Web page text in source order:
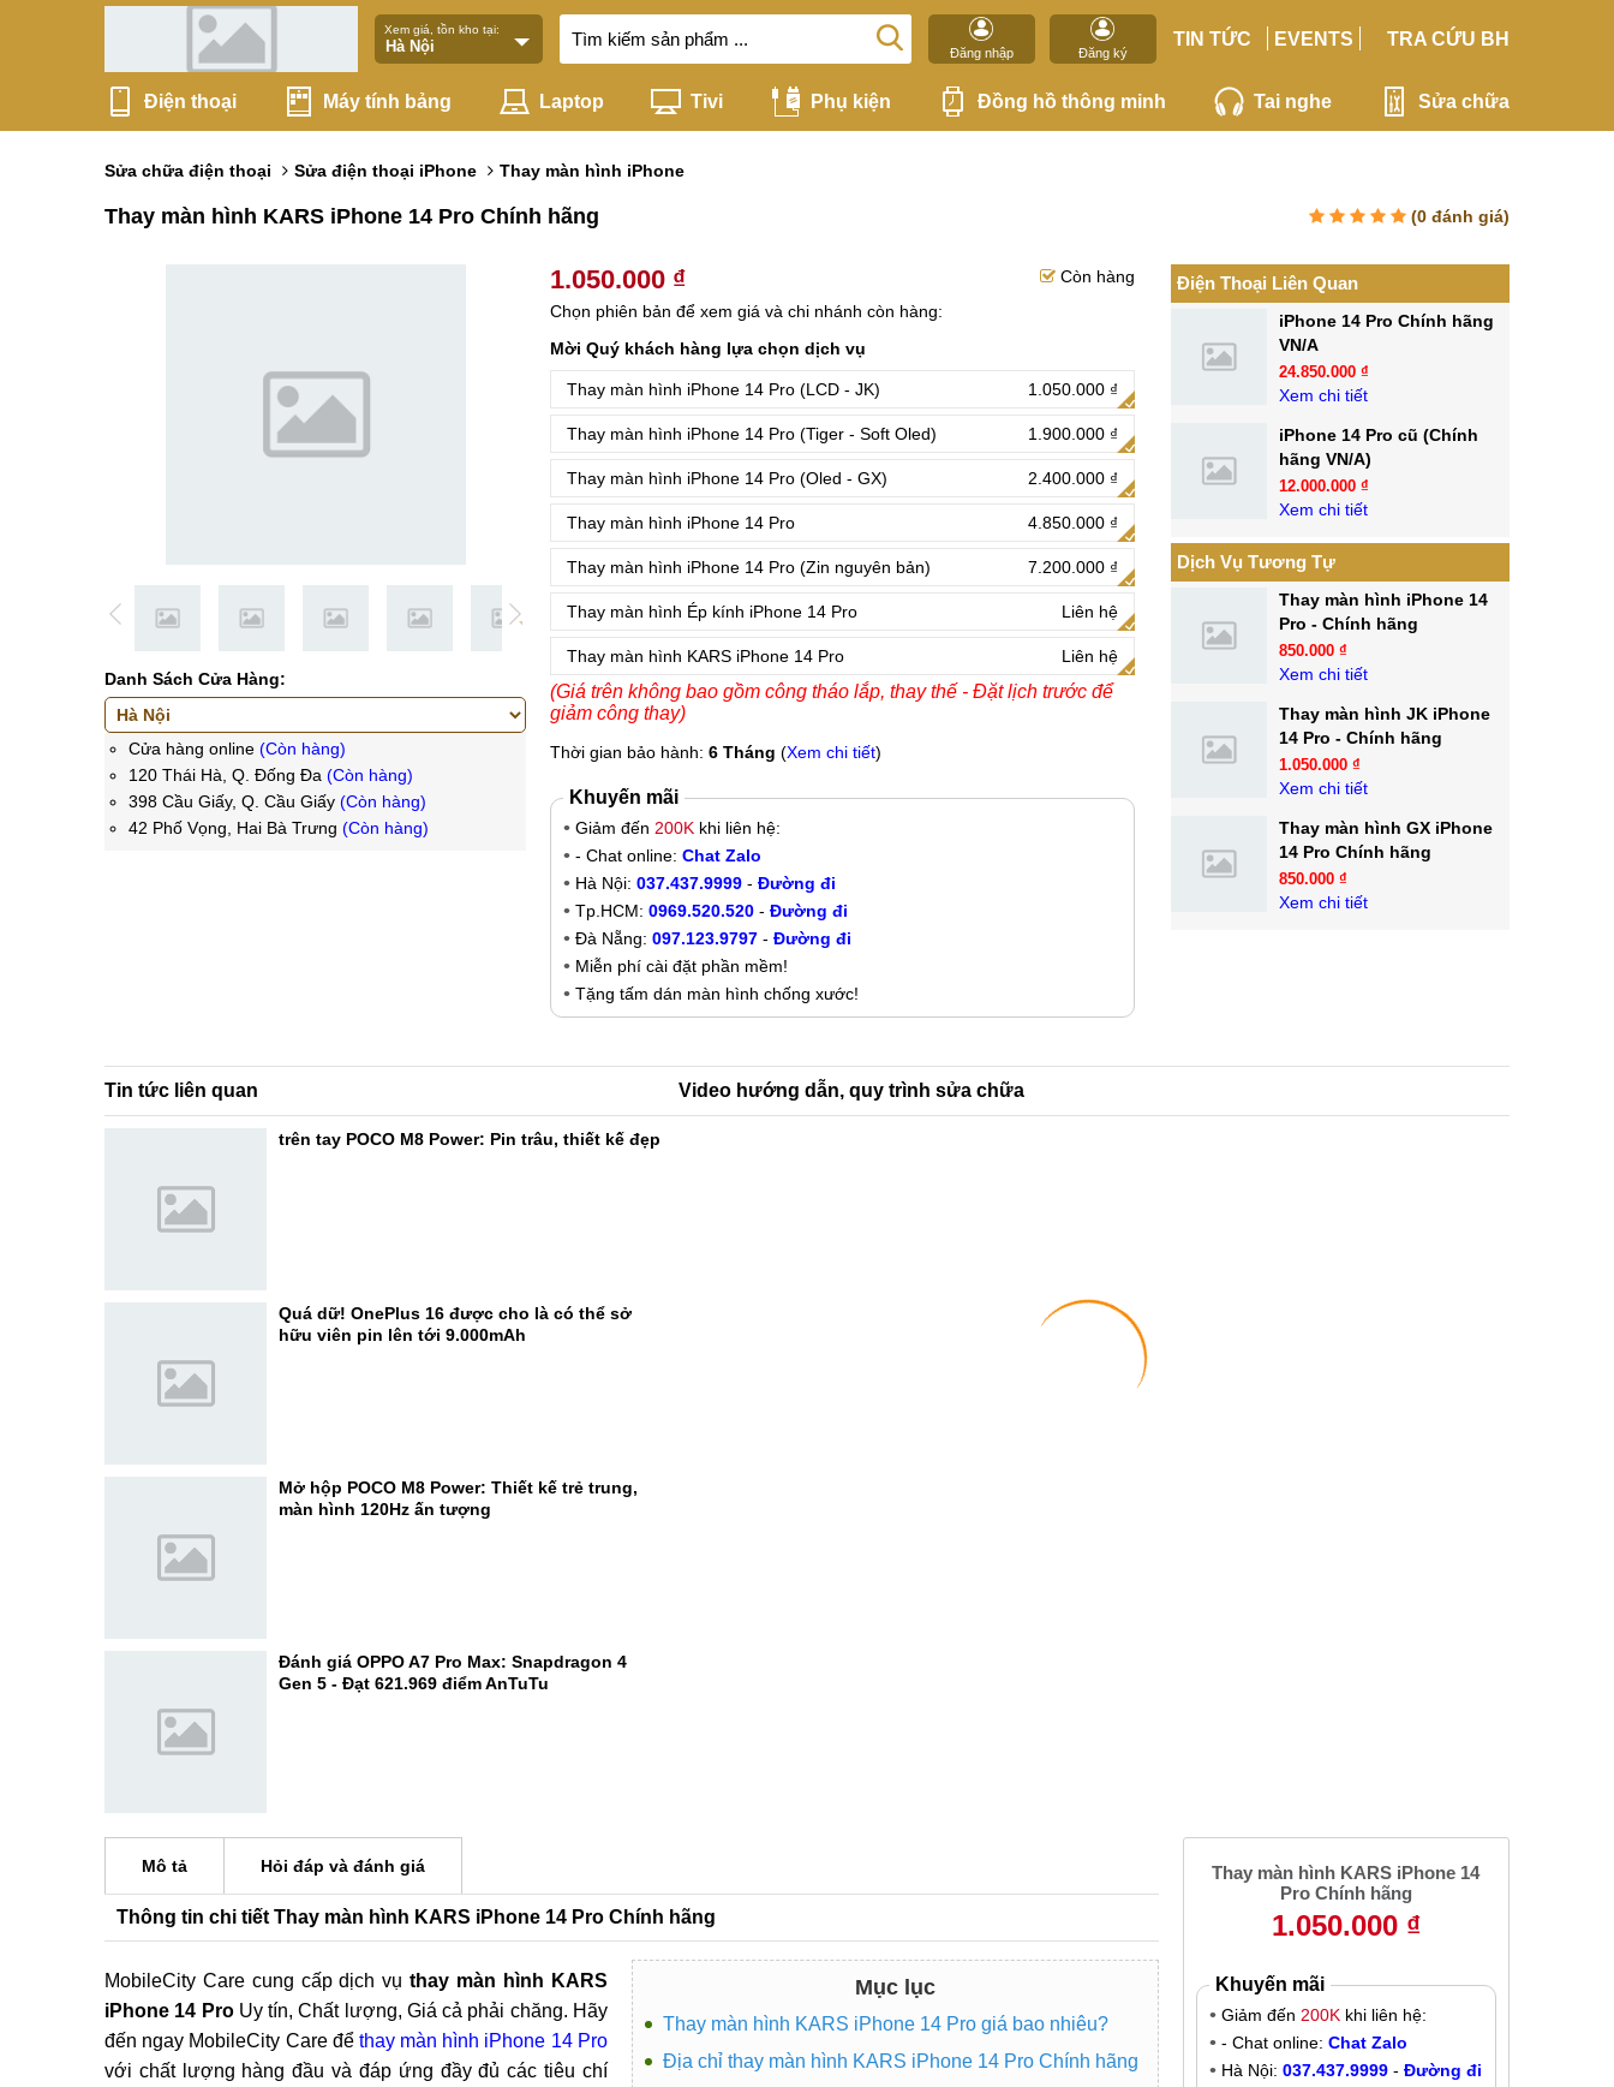
Xem giá, tồn kho tại:
Đăng nhập Đăng ký
TIN TỨC EVENTS TRA CỨU BH
Điện thoại Máy tính bảng Laptop Tivi Phụ kiện Đồng hồ thông minh Tai nghe Sửa chữa
Sửa chữa điện thoại Sửa điện thoại iPhone Thay màn hình iPhone
Thay màn hình KARS iPhone 14 Pro Chính hãng (0 đánh giá)
Danh Sách Cửa Hàng:
Cửa hàng online (Còn hàng)
120 Thái Hà, Q. Đống Đa (Còn hàng)
398 Cầu Giấy, Q. Cầu Giấy (Còn hàng)
42 Phố Vọng, Hai Bà Trưng (Còn hàng)
1.050.000 ₫
Còn hàng
Chọn phiên bản để xem giá và chi nhánh còn hàng:
Mời Quý khách hàng lựa chọn dịch vụ
Thay màn hình iPhone 14 Pro (LCD - JK) 1.050.000 ₫
Thay màn hình iPhone 14 Pro (Tiger - Soft Oled) 1.900.000 ₫
Thay màn hình iPhone 14 Pro (Oled - GX) 2.400.000 ₫
Thay màn hình iPhone 14 Pro 4.850.000 ₫
Thay màn hình iPhone 14 Pro (Zin nguyên bản) 7.200.000 ₫
Thay màn hình Ép kính iPhone 14 Pro Liên hệ
Thay màn hình KARS iPhone 14 Pro Liên hệ
(Giá trên không bao gồm công tháo lắp, thay thế - Đặt lịch trước để
giảm công thay)
Thời gian bảo hành: 6 Tháng (Xem chi tiết)
Khuyến mãi
Giảm đến 200K khi liên hệ:
- Chat online: Chat Zalo
Hà Nội: 037.437.9999 - Đường đi
Tp.HCM: 0969.520.520 - Đường đi
Đà Nẵng: 097.123.9797 - Đường đi
Miễn phí cài đặt phần mềm!
Tặng tấm dán màn hình chống xước!
Điện Thoại Liên Quan
iPhone 14 Pro Chính hãng
VN/A
24.850.000 ₫
Xem chi tiết
iPhone 14 Pro cũ (Chính
hãng VN/A)
12.000.000 ₫
Xem chi tiết
Dịch Vụ Tương Tự
Thay màn hình iPhone 14
Pro - Chính hãng
850.000 ₫
Xem chi tiết
Thay màn hình JK iPhone
14 Pro - Chính hãng
1.050.000 ₫
Xem chi tiết
Thay màn hình GX iPhone
14 Pro Chính hãng
850.000 ₫
Xem chi tiết
Tin tức liên quan
trên tay POCO M8 Power: Pin trâu, thiết kế đẹp
Quá dữ! OnePlus 16 được cho là có thể sở
hữu viên pin lên tới 9.000mAh
Mở hộp POCO M8 Power: Thiết kế trẻ trung,
màn hình 120Hz ấn tượng
Đánh giá OPPO A7 Pro Max: Snapdragon 4
Gen 5 - Đạt 621.969 điểm AnTuTu
Video hướng dẫn, quy trình sửa chữa
Mô tả Hỏi đáp và đánh giá
Thông tin chi tiết Thay màn hình KARS iPhone 14 Pro Chính hãng
Mục lục
Thay màn hình KARS iPhone 14 Pro giá bao nhiêu?
Địa chỉ thay màn hình KARS iPhone 14 Pro Chính hãng
MobileCity Care cung cấp dịch vụthay màn hình KARS
iPhone 14 ProUy tín, Chất lượng, Giá cả phải chăng. Hãy
đến ngay MobileCity Care để thay màn hình iPhone 14 Pro
với chất lượng hàng đầu và đáp ứng đầy đủ các tiêu chí
Thay màn hình KARS iPhone 14
Pro Chính hãng
1.050.000 ₫
Khuyến mãi
Giảm đến 200Kkhi liên hệ:
- Chat online: Chat Zalo
Hà Nội: 037.437.9999- Đường đi